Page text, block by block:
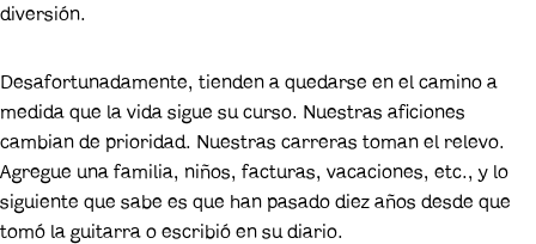
diversión.
Desafortunadamente, tienden a quedarse en el camino a
medida que la vida sigue su curso. Nuestras aficiones
cambian de prioridad. Nuestras carreras toman el relevo.
Agregue una familia, niños, facturas, vacaciones, etc., y lo
siguiente que sabe es que han pasado diez años desde que
tomó la guitarra o escribió en su diario.